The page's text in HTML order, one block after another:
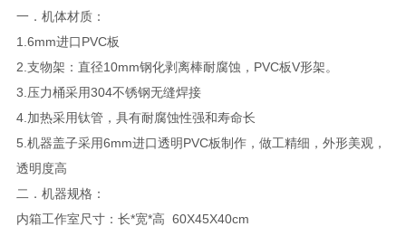
一．机体材质：
1.6mm进口PVC板
2.支物架：直径10mm钢化剥离棒耐腐蚀，PVC板V形架。
3.压力桶采用304不锈钢无缝焊接
4.加热采用钛管，具有耐腐蚀性强和寿命长
5.机器盖子采用6mm进口透明PVC板制作，做工精细，外形美观，
透明度高
二．机器规格：
内箱工作室尺寸：长*宽*高 60X45X40cm